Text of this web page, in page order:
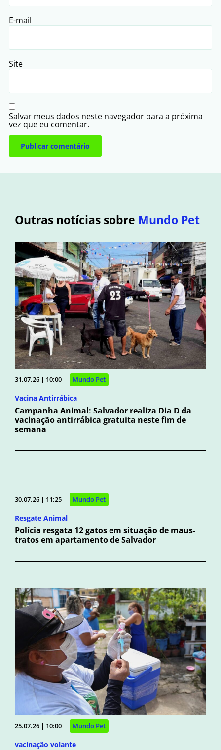
E-mail
Site
Salvar meus dados neste navegador para a próxima
vez que eu comentar.
Outras notícias sobre Mundo Pet
31.07.26 | 10:00 Mundo Pet
Vacina Antirrábica
Campanha Animal: Salvador realiza Dia D da
vacinação antirrábica gratuita neste fim de
semana
30.07.26 | 11:25 Mundo Pet
Resgate Animal
Polícia resgata 12 gatos em situação de maus-
tratos em apartamento de Salvador
25.07.26 | 10:00 Mundo Pet
vacinação volante